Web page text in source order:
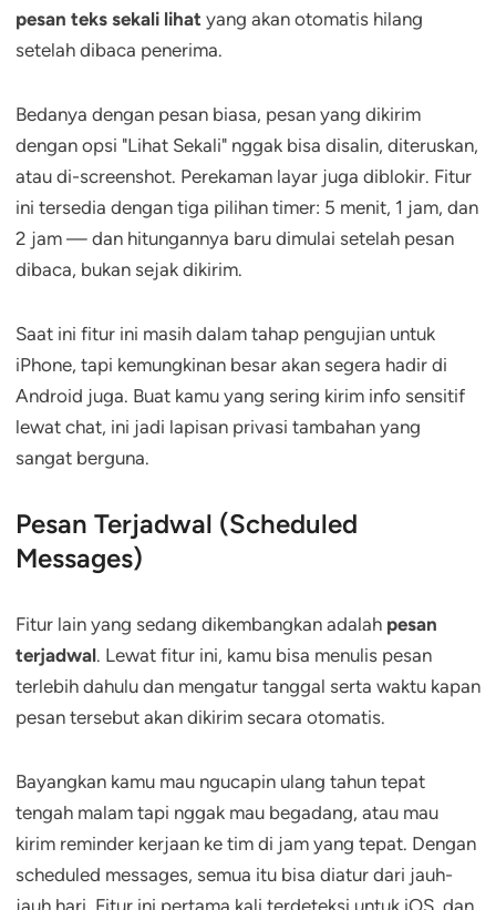
pesan teks sekali lihat yang akan otomatis hilang
setelah dibaca penerima.
Bedanya dengan pesan biasa, pesan yang dikirim
dengan opsi "Lihat Sekali" nggak bisa disalin, diteruskan,
atau di-screenshot. Perekaman layar juga diblokir. Fitur
ini tersedia dengan tiga pilihan timer: 5 menit, 1 jam, dan
2 jam — dan hitungannya baru dimulai setelah pesan
dibaca, bukan sejak dikirim.
Saat ini fitur ini masih dalam tahap pengujian untuk
iPhone, tapi kemungkinan besar akan segera hadir di
Android juga. Buat kamu yang sering kirim info sensitif
lewat chat, ini jadi lapisan privasi tambahan yang
sangat berguna.
Pesan Terjadwal (Scheduled
Messages)
Fitur lain yang sedang dikembangkan adalah pesan
terjadwal. Lewat fitur ini, kamu bisa menulis pesan
terlebih dahulu dan mengatur tanggal serta waktu kapan
pesan tersebut akan dikirim secara otomatis.
Bayangkan kamu mau ngucapin ulang tahun tepat
tengah malam tapi nggak mau begadang, atau mau
kirim reminder kerjaan ke tim di jam yang tepat. Dengan
scheduled messages, semua itu bisa diatur dari jauh-
jauh hari. Fitur ini pertama kali terdeteksi untuk iOS, dan